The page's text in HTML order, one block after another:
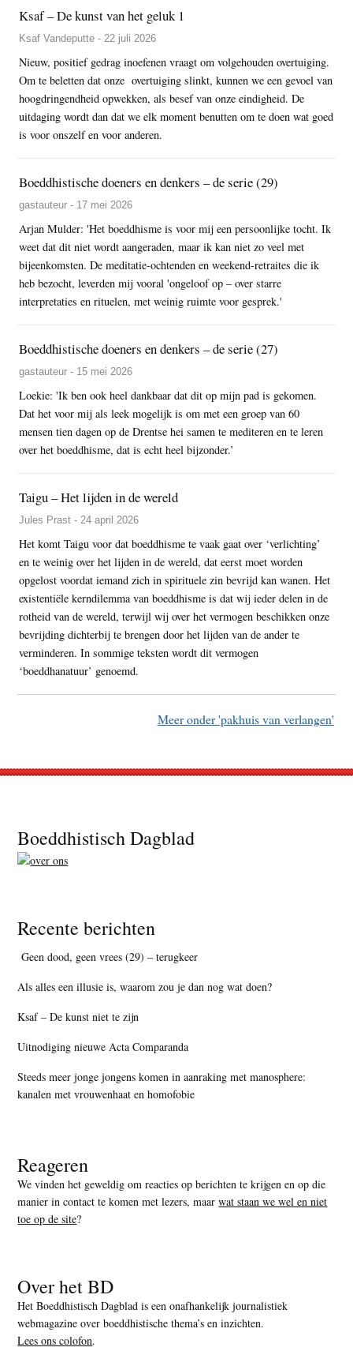
Ksaf – De kunst van het geluk 1
Ksaf Vandeputte - 22 juli 2026
Nieuw, positief gedrag inoefenen vraagt om volgehouden overtuiging.
Om te beletten dat onze overtuiging slinkt, kunnen we een gevoel van
hoogdringendheid opwekken, als besef van onze eindigheid. De
uitdaging wordt dan dat we elk moment benutten om te doen wat goed
is voor onszelf en voor anderen.
Boeddhistische doeners en denkers – de serie (29)
gastauteur - 17 mei 2026
Arjan Mulder: 'Het boeddhisme is voor mij een persoonlijke tocht. Ik
weet dat dit niet wordt aangeraden, maar ik kan niet zo veel met
bijeenkomsten. De meditatie-ochtenden en weekend-retraites die ik
heb bezocht, leverden mij vooral 'ongeloof op – over starre
interpretaties en rituelen, met weinig ruimte voor gesprek.'
Boeddhistische doeners en denkers – de serie (27)
gastauteur - 15 mei 2026
Loekie: 'Ik ben ook heel dankbaar dat dit op mijn pad is gekomen.
Dat het voor mij als leek mogelijk is om met een groep van 60
mensen tien dagen op de Drentse hei samen te mediteren en te leren
over het boeddhisme, dat is echt heel bijzonder.’
Taigu – Het lijden in de wereld
Jules Prast - 24 april 2026
Het komt Taigu voor dat boeddhisme te vaak gaat over ‘verlichting’
en te weinig over het lijden in de wereld, dat eerst moet worden
opgelost voordat iemand zich in spirituele zin bevrijd kan wanen. Het
existentiële kerndilemma van boeddhisme is dat wij ieder delen in de
rotheid van de wereld, terwijl wij over het vermogen beschikken onze
bevrijding dichterbij te brengen door het lijden van de ander te
verminderen. In sommige teksten wordt dit vermogen
‘boeddhanatuur’ genoemd.
Meer onder 'pakhuis van verlangen'
Footer
Boeddhistisch Dagblad
Recente berichten
Geen dood, geen vrees (29) – terugkeer
Als alles een illusie is, waarom zou je dan nog wat doen?
Ksaf – De kunst niet te zijn
Uitnodiging nieuwe Acta Comparanda
Steeds meer jonge jongens komen in aanraking met manosphere:
kanalen met vrouwenhaat en homofobie
Reageren
We vinden het geweldig om reacties op berichten te krijgen en op die
manier in contact te komen met lezers, maarwat staan we wel en niet
toe op de site?
Over het BD
Het Boeddhistisch Dagblad is een onafhankelijk journalistiek
webmagazine over boeddhistische thema’s en inzichten.
Lees ons colofon.